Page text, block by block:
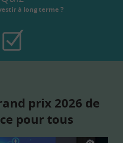
à long terme ?
prix 2026 de
pour tous